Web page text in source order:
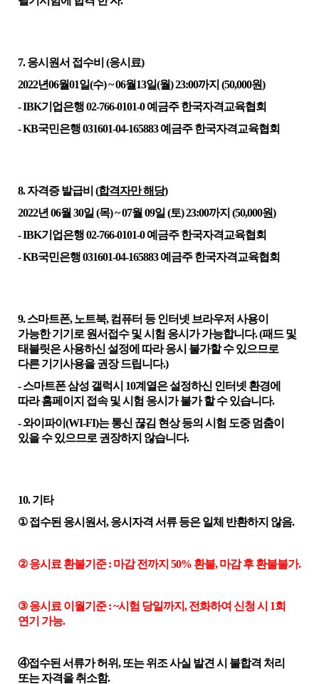
7.응시원서 접수비 (응시료)
2022년06월01일(수) ~ 06월13일(월) 23:00까지 (50,000원)
- IBK기업은행02-766-0101-0예금주 한국자격교육협회
- KB국민은행031601-04-165883예금주 한국자격교육협회
8.자격증 발급비 (합격자만 해당)
2022년 06월 30일 (목) ~ 07월 09일 (토) 23:00까지 (50,000원)
- IBK기업은행02-766-0101-0예금주 한국자격교육협회
- KB국민은행031601-04-165883예금주 한국자격교육협회
9. 스마트폰,노트북,컴퓨터 등 인터넷 브라우저 사용이
가능한 기기로 원서접수 및 시험 응시가 가능합니다. (패드 및
태블릿은 사용하신 설정에 따라 응시 불가할 수 있으므로
다른 기기사용을 권장 드립니다.)
-스마트폰삼성 갤럭시 10계열은 설정하신 인터넷 환경에
따라 홈페이지 접속 및 시험 응시가 불가 할 수 있습니다.
-와이파이 (WI-FI)는 통신 끊김 현상 등의 시험 도중 멈춤이
있을 수 있으므로 권장하지 않습니다.
10. 기타
① 접수된 응시원서,응시자격 서류 등은 일체 반환하지 않음.
② 응시료 환불기준: 마감 전까지 50% 환불,마감 후 환불불가.
③ 응시료 이월기준: ~시험 당일까지 ,전화하여 신청 시 1회
연기 가능.
④접수된 서류가 허위,또는 위조 사실 발견 시 불합격 처리
또는 자격을 취소함.